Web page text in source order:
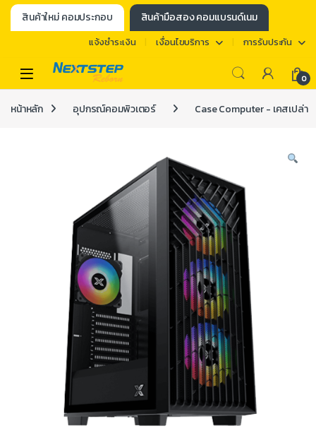
สินค้าใหม่ คอมประกอบ สินค้ามือสอง คอมแบรนด์เนม
แจ้งชำระเงิน เงื่อนไขบริการ การรับประกัน
0
หน้าหลัก อุปกรณ์คอมพิวเตอร์ Case Computer - เคสเปล่า